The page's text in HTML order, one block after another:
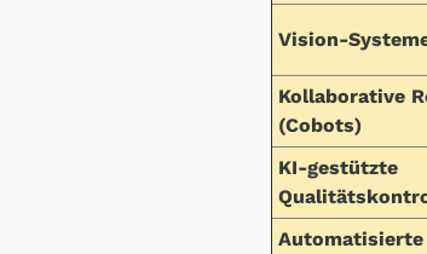
Vision-
Kollaborative
(Cobots)
KI-gestützte
Automatisierte